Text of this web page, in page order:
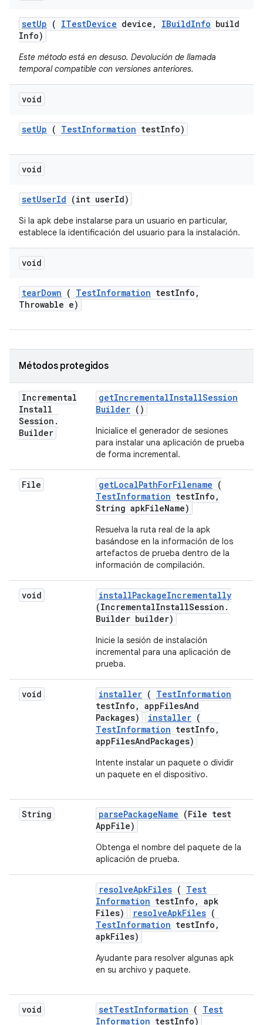
setUp ( ITestDevice device , IBuildInfo build
Info)
Este método está en desuso. Devolución de llamada
temporal compatible con versiones anteriores.
void
setUp ( TestInformation testInfo)
void
setUserId (int userId)
Si la apk debe instalarse para un usuario en particular,
establece la identificación del usuario para la instalación.
void
tearDown ( TestInformation testInfo ,
Throwable e)
Métodos protegidos
Incremental
Install
Session .
Builder
getIncrementalInstallSession
Builder ()
Inicialice el generador de sesiones
para instalar una aplicación de prueba
de forma incremental.
File getLocalPathForFilename (
TestInformation testInfo ,
String apkFileName)
Resuelva la ruta real de la apk
basándose en la información de los
artefactos de prueba dentro de la
información de compilación.
void installPackageIncrementally
(IncrementalInstallSession .
Builder builder)
Inicie la sesión de instalación
incremental para una aplicación de
prueba.
void installer ( TestInformation
testInfo , appFilesAnd
Packages)
installer (
TestInformation testInfo,
appFilesAndPackages)
Intente instalar un paquete o dividir
un paquete en el dispositivo.
String parsePackageName (File test
AppFile)
Obtenga el nombre del paquete de la
aplicación de prueba.
resolveApkFiles ( Test
Information testInfo , apk
Files)
resolveApkFiles (
TestInformation testInfo,
apkFiles)
Ayudante para resolver algunas apk
en su archivo y paquete.
void setTestInformation ( Test
Information testInfo)